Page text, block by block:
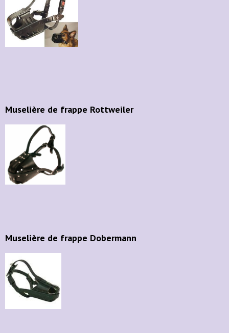
Muselière de frappe Rottweiler
Muselière de frappe Dobermann